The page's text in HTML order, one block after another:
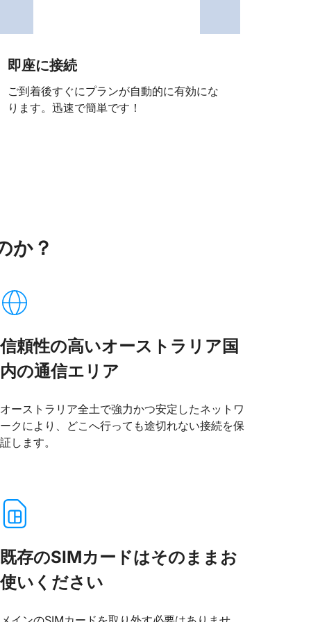
即座に接続
ご到着後すぐにプランが自動的に有効にな
ります。迅速で簡単です！
か？
信頼性の高いオーストラリア国
内の通信エリア
オーストラリア全土で強力かつ安定したネットワ
ークにより、どこへ行っても途切れない接続を保
証します。
既存のSIMカードはそのままお
使いください